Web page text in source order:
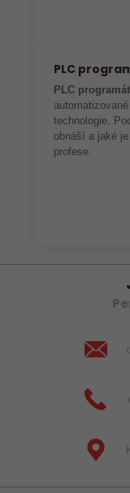
PLC
PLC
technologie.
obnáší a jaké je
profese.